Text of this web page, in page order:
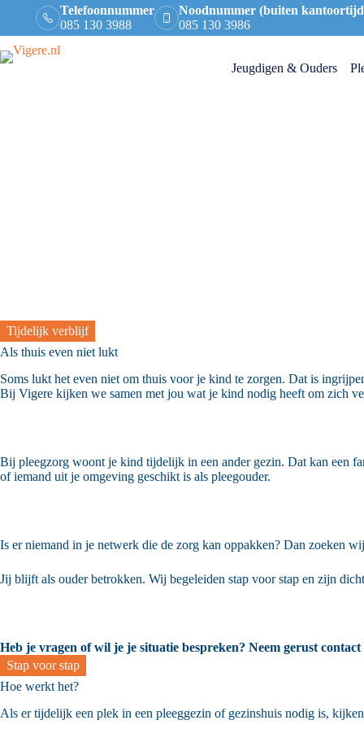
Telefoonnummer
085 130 3988
Noodnummer (buiten
085 130 3986
Jeugdigen & Ouders
Tijdelijk verblijf
Als thuis even niet lukt
Soms lukt het even niet om thuis voor je kind te zorgen. Dat is
Bij Vigere kijken we samen met jou wat je kind nodig heeft om zich
Bij pleegzorg woont je kind tijdelijk in een ander gezin. Dat kan een
of iemand uit je omgeving geschikt is als pleegouder.
Is er niemand in je netwerk die de zorg kan oppakken? Dan zoeken
Jij blijft als ouder betrokken. Wij begeleiden stap voor stap en zijn
Heb je vragen of wil je je situatie bespreken? Neem gerust contact
Stap voor stap
Hoe werkt het?
Als er tijdelijk een plek in een pleeggezin of gezinshuis nodig is,